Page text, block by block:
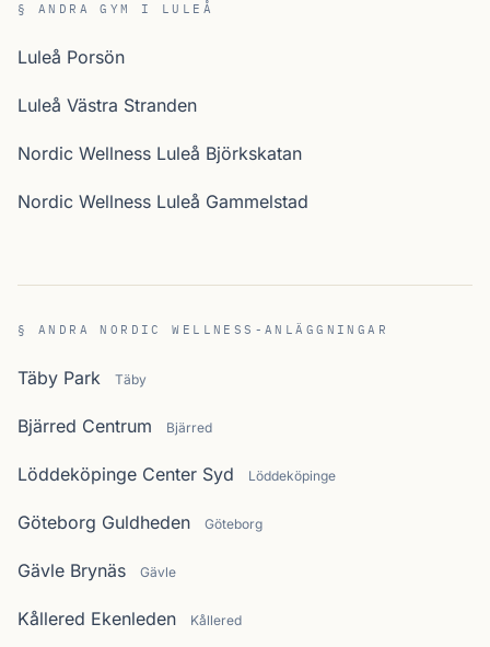
§ ANDRA GYM I LULEÅ
Luleå Porsön
Luleå Västra Stranden
Nordic Wellness Luleå Björkskatan
Nordic Wellness Luleå Gammelstad
§ ANDRA NORDIC WELLNESS-ANLÄGGNINGAR
Täby Park Täby
Bjärred Centrum Bjärred
Löddeköpinge Center Syd Löddeköpinge
Göteborg Guldheden Göteborg
Gävle Brynäs Gävle
Kållered Ekenleden Kållered